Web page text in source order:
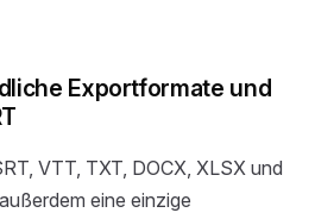
Exportformate und
VTT, TXT, DOCX, XLSX und
eine einzige